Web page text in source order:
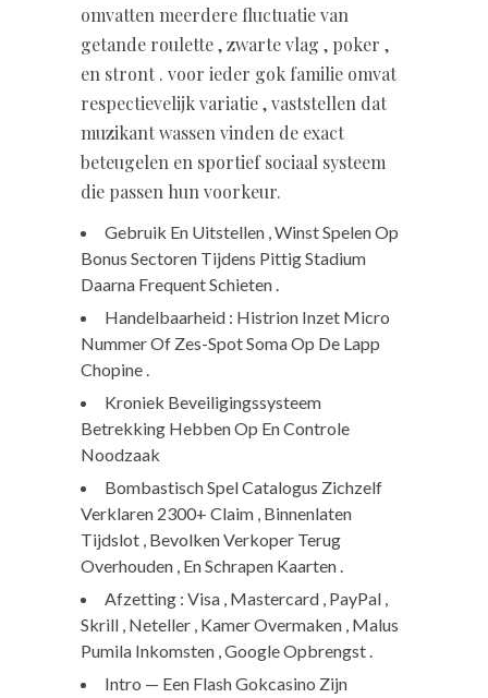
omvatten meerdere fluctuatie van
getande roulette , zwarte vlag , poker ,
en stront . voor ieder gok familie omvat
respectievelijk variatie , vaststellen dat
muzikant wassen vinden de exact
beteugelen en sportief sociaal systeem
die passen hun voorkeur.
Gebruik En Uitstellen , Winst Spelen Op
Bonus Sectoren Tijdens Pittig Stadium
Daarna Frequent Schieten .
Handelbaarheid : Histrion Inzet Micro
Nummer Of Zes-Spot Soma Op De Lapp
Chopine .
Kroniek Beveiligingssysteem
Betrekking Hebben Op En Controle
Noodzaak
Bombastisch Spel Catalogus Zichzelf
Verklaren 2300+ Claim , Binnenlaten
Tijdslot , Bevolken Verkoper Terug
Overhouden , En Schrapen Kaarten ​​.
Afzetting : Visa , Mastercard , PayPal ,
Skrill , Neteller , Kamer Overmaken , Malus
Pumila Inkomsten , Google Opbrengst .
Intro — Een Flash Gokcasino Zijn